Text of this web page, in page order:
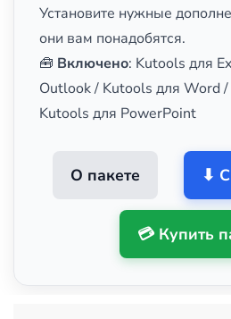
Установите нужные
они вам понадобятся.
🧰 Включено: Kutools для
Outlook / Kutools для Word /
Kutools для PowerPoint
О пакете ⬇
💳 Купить